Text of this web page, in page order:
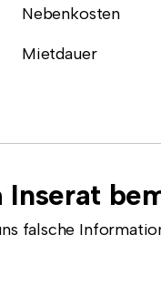
Nebenkosten
Mietdauer
Inserat
falsche